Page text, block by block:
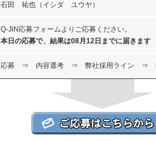
石田 祐也（イシダ ユウヤ）
Q-JiN応募フォームよりご応募ください。
本日の応募で、結果は08月12日までに届きます
応募 ⇒ 内容選考 ⇒ 弊社採用ライン ⇒